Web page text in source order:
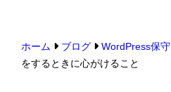
ホーム ブログ WordPress保守
をするときに心がけること